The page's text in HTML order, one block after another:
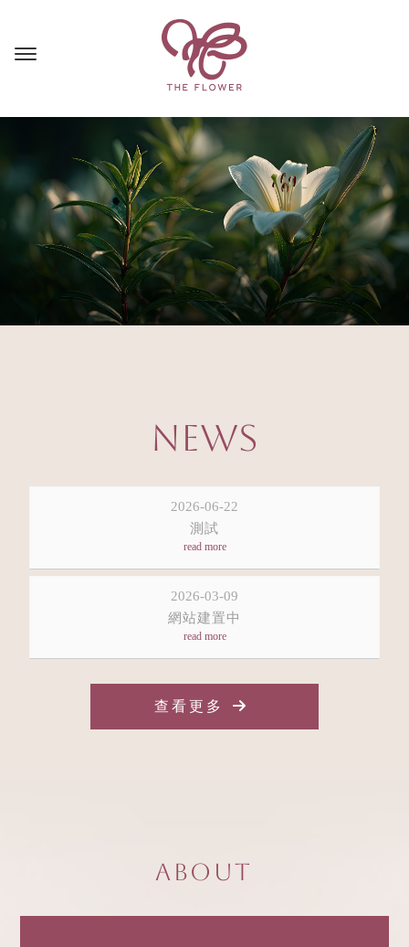
NEWS
2026-06-22
測試
2026-03-09
網站建置中
查看更多
About